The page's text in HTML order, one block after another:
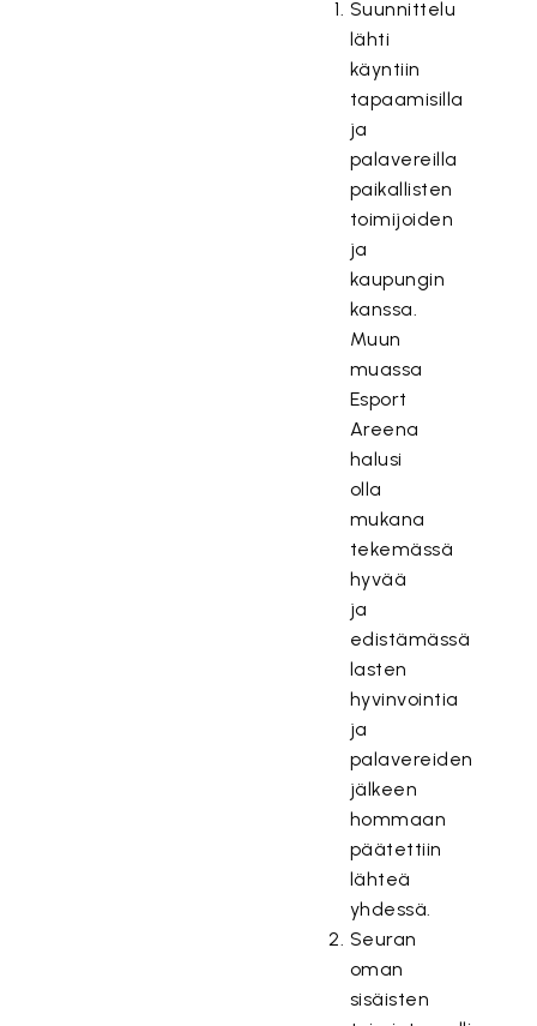
Suunnittelu
lähti
käyntiin
tapaamisilla
ja
palavereilla
paikallisten
toimijoiden
ja
kaupungin
kanssa.
Muun
muassa
Esport
Areena
halusi
olla
mukana
tekemässä
hyvää
ja
edistämässä
lasten
hyvinvointia
ja
palavereiden
jälkeen
hommaan
päätettiin
lähteä
yhdessä.
Seuran
oman
sisäisten